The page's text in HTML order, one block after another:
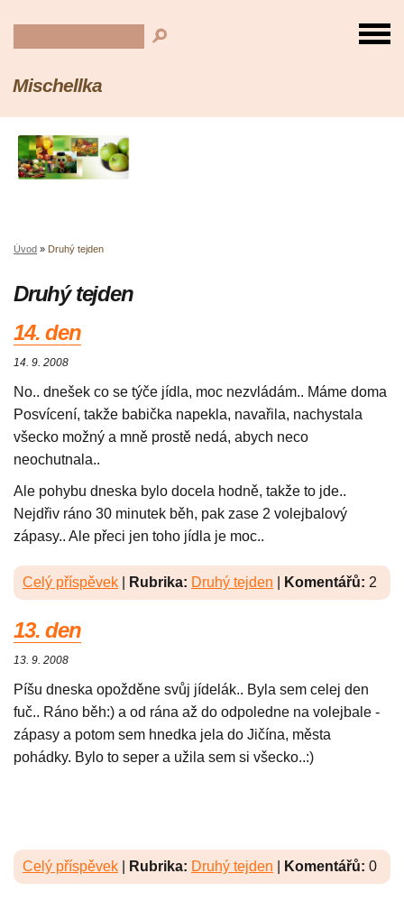
Mischellka
Úvod » Druhý tejden
Druhý tejden
14. den
14. 9. 2008
No.. dnešek co se týče jídla, moc nezvládám.. Máme doma
Posvícení, takže babička napekla, navařila, nachystala
všecko možný a mně prostě nedá, abych neco
neochutnala..
Ale pohybu dneska bylo docela hodně, takže to jde..
Nejdřiv ráno 30 minutek běh, pak zase 2 volejbalový
zápasy.. Ale přeci jen toho jídla je moc..
Celý příspěvek Rubrika: Druhý tejden Komentářů: 2
13. den
13. 9. 2008
Píšu dneska opožděne svůj jídelák.. Byla sem celej den
fuč.. Ráno běh:) a od rána až do odpoledne na volejbale -
zápasy a potom sem hnedka jela do Jičína, města
pohádky. Bylo to seper a užila sem si všecko..:)
Celý příspěvek Rubrika: Druhý tejden Komentářů: 0